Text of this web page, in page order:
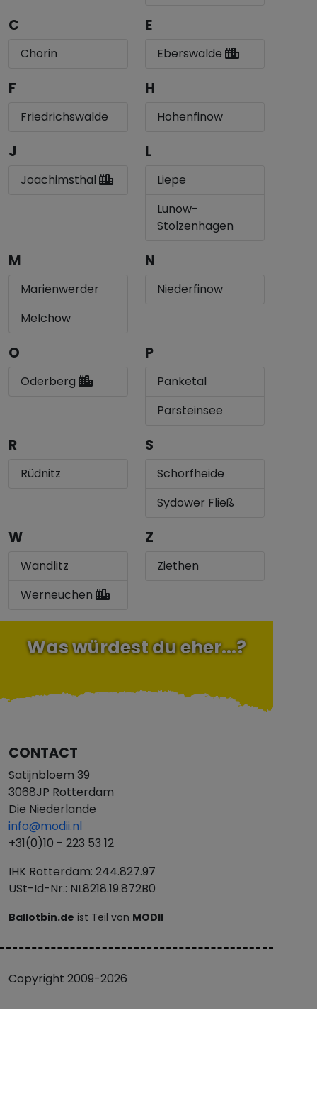
C
Chorin
E
Eberswalde
F
Friedrichswalde
H
Hohenfinow
J
Joachimsthal
L
Liepe
Lunow-
Stolzenhagen
M
Marienwerder
Melchow
N
Niederfinow
O
Oderberg
P
Panketal
Parsteinsee
R
Rüdnitz
S
Schorfheide
Sydower Fließ
W
Wandlitz
Werneuchen
Z
Ziethen
Was würdest du eher...?
CONTACT
Satijnbloem 39
3068JP Rotterdam
Die Niederlande
info@modii.nl
+31(0)10 - 223 53 12
IHK Rotterdam: 244.827.97
USt-Id-Nr.: NL8218.19.872B0
Ballotbin.de ist Teil von MODII
Copyright 2009-2026